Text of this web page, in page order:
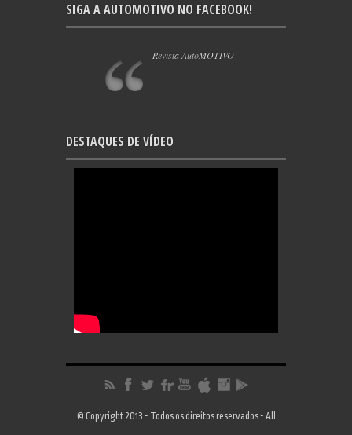
SIGA A AUTOMOTIVO NO FACEBOOK!
Revista AutoMOTIVO
DESTAQUES DE VÍDEO
© Copyright 2013 - Todos os direitos reservados - All